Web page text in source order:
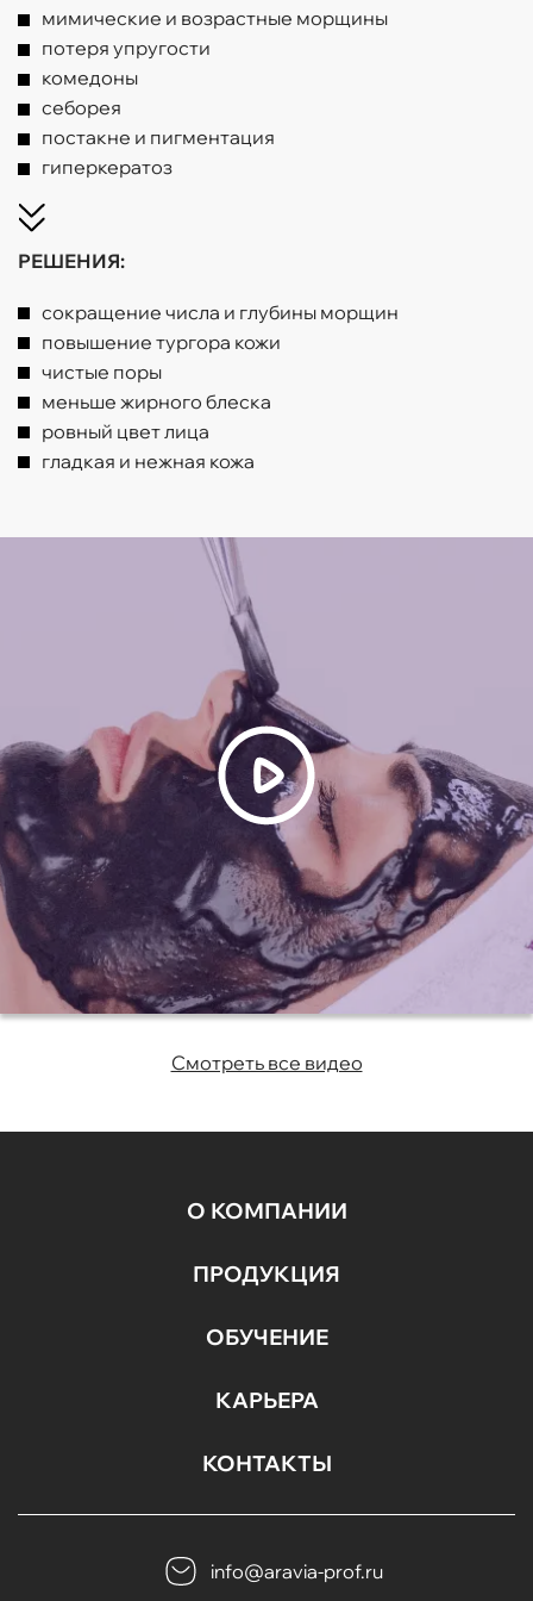
мимические и возрастные морщины
потеря упругости
комедоны
себорея
постакне и пигментация
гиперкератоз
РЕШЕНИЯ:
сокращение числа и глубины морщин
повышение тургора кожи
чистые поры
меньше жирного блеска
ровный цвет лица
гладкая и нежная кожа
Смотреть все видео
О КОМПАНИИ
ПРОДУКЦИЯ
ОБУЧЕНИЕ
КАРЬЕРА
КОНТАКТЫ
info@aravia-prof.ru